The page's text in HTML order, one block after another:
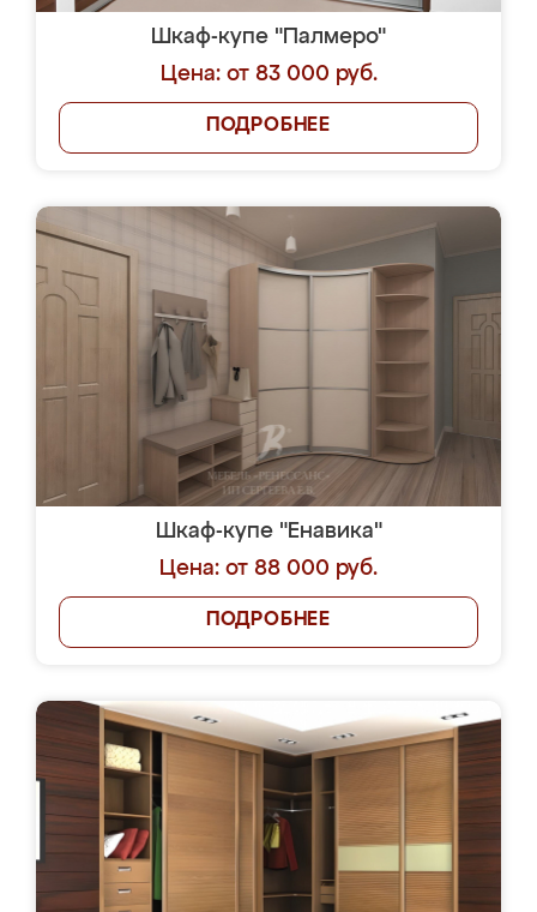
Шкаф-купе "Палмеро"
Цена: от 83 000 руб.
ПОДРОБНЕЕ
Шкаф-купе "Енавика"
Цена: от 88 000 руб.
ПОДРОБНЕЕ